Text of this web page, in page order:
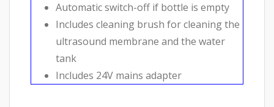
Automatic switch-off if bottle is empty
Includes cleaning brush for cleaning the
ultrasound membrane and the water
tank
Includes 24V mains adapter